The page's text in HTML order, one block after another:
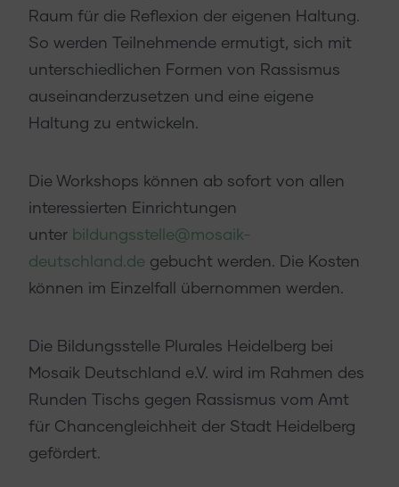
Raum für die Reflexion der eigenen Haltung.
So werden Teilnehmende ermutigt, sich mit
unterschiedlichen Formen von Rassismus
auseinanderzusetzen und eine eigene
Haltung zu entwickeln.
Die Workshops können ab sofort von allen
interessierten Einrichtungen
unter bildungsstelle@mosaik-
deutschland.de gebucht werden. Die Kosten
können im Einzelfall übernommen werden.
Die Bildungsstelle Plurales Heidelberg bei
Mosaik Deutschland e.V. wird im Rahmen des
Runden Tischs gegen Rassismus vom Amt
für Chancengleichheit der Stadt Heidelberg
gefördert.